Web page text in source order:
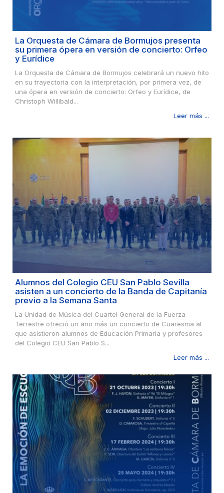
La Orquesta de Cámara de Bormujos presenta
su primera ópera en versión de concierto: Orfeo
y Eurídice
La Orquesta de Cámara de Bormujos celebrará un nuevo hito
en su trayectoria con la interpretación, por primera vez, de
una ópera en versión de concierto: Orfeo y Eurídice, de
Christoph Willibald...
Leer más ...
Alumnos del Colegio CEU San Pablo Sevilla
asisten a un concierto de la Banda de Capitanía
previo a la Semana Santa
La Unidad de Música del Cuartel General de la Fuerza
Terrestre ofreció un año más un concierto de Cuaresma al
que asistieron alumnos de Educación Primaria y profesores
del Colegio CEU San Pablo S...
Leer más ...